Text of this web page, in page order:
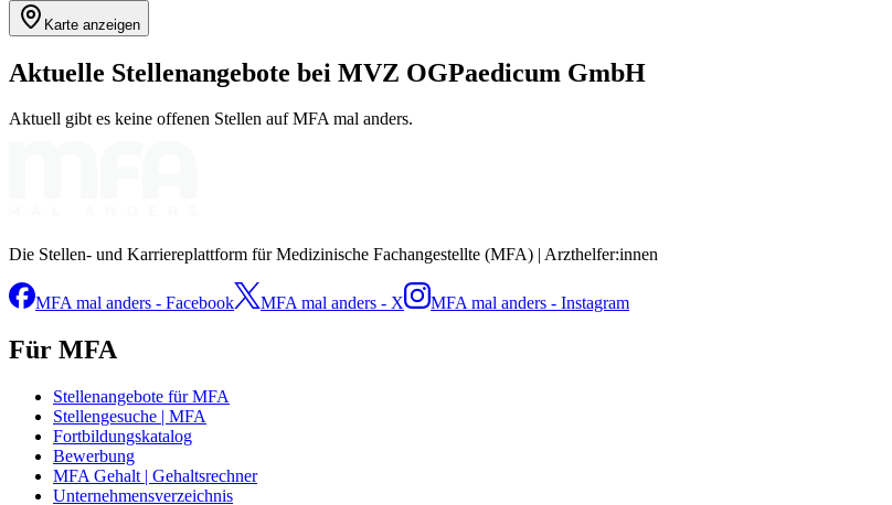
Karte anzeigen
Aktuelle Stellenangebote bei MVZ OGPaedicum GmbH
Aktuell gibt es keine offenen Stellen auf MFA mal anders.
Die Stellen- und Karriereplattform für Medizinische Fachangestellte (MFA) | Arzthelfer:innen
MFA mal anders - Facebook MFA mal anders - X MFA mal anders - Instagram
Für MFA
Stellenangebote für MFA
Stellengesuche | MFA
Fortbildungskatalog
Bewerbung
MFA Gehalt | Gehaltsrechner
Unternehmensverzeichnis